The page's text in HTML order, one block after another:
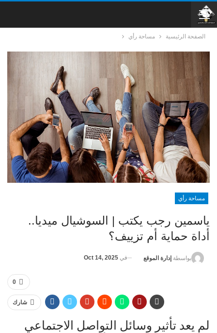
الصفحة الرئيسية مساحة رأي
مساحة رأي
ياسمين رجب يكتب | السوشيال ميديا..
أداة حماية أم تزييف؟
بواسطة إدارة الموقع في Oct 14, 2025
0
شارك
‌لم يعد تأثير وسائل التواصل الاجتماعي